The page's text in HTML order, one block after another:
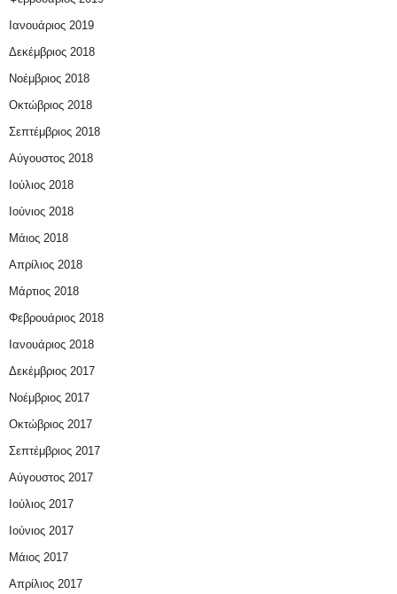
Ιανουάριος 2019
Δεκέμβριος 2018
Νοέμβριος 2018
Οκτώβριος 2018
Σεπτέμβριος 2018
Αύγουστος 2018
Ιούλιος 2018
Ιούνιος 2018
Μάιος 2018
Απρίλιος 2018
Μάρτιος 2018
Φεβρουάριος 2018
Ιανουάριος 2018
Δεκέμβριος 2017
Νοέμβριος 2017
Οκτώβριος 2017
Σεπτέμβριος 2017
Αύγουστος 2017
Ιούλιος 2017
Ιούνιος 2017
Μάιος 2017
Απρίλιος 2017